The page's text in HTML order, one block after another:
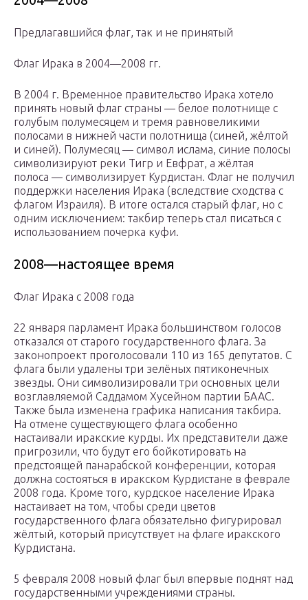
Предлагавшийся флаг, так и не принятый
Флаг Ирака в 2004—2008 гг.
В 2004 г. Временное правительство Ирака хотело
принять новый флаг страны — белое полотнище с
голубым полумесяцем и тремя равновеликими
полосами в нижней части полотнища (синей, жёлтой
и синей). Полумесяц — символ ислама, синие полосы
символизируют реки Тигр и Евфрат, а жёлтая
полоса — символизирует Курдистан. Флаг не получил
поддержки населения Ирака (вследствие сходства с
флагом Израиля). В итоге остался старый флаг, но с
одним исключением: такбир теперь стал писаться с
использованием почерка куфи.
2008—настоящее время
Флаг Ирака с 2008 года
22 января парламент Ирака большинством голосов
отказался от старого государственного флага. За
законопроект проголосовали 110 из 165 депутатов. С
флага были удалены три зелёных пятиконечных
звезды. Они символизировали три основных цели
возглавляемой Саддамом Хусейном партии БААС.
Также была изменена графика написания такбира.
На отмене существующего флага особенно
настаивали иракские курды. Их представители даже
пригрозили, что будут его бойкотировать на
предстоящей панарабской конференции, которая
должна состояться в иракском Курдистане в феврале
2008 года. Кроме того, курдское население Ирака
настаивает на том, чтобы среди цветов
государственного флага обязательно фигурировал
жёлтый, который присутствует на флаге иракского
Курдистана.
5 февраля 2008 новый флаг был впервые поднят над
государственными учреждениями страны.